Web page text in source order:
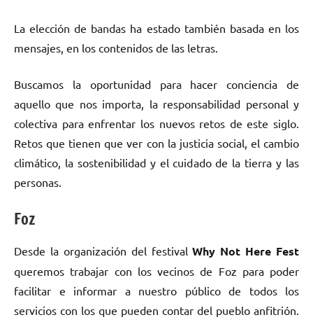
La elección de bandas ha estado también basada en los
mensajes, en los contenidos de las letras.
Buscamos la oportunidad para hacer conciencia de
aquello que nos importa, la responsabilidad personal y
colectiva para enfrentar los nuevos retos de este siglo.
Retos que tienen que ver con la justicia social, el cambio
climático, la sostenibilidad y el cuidado de la tierra y las
personas.
Foz
Desde la organización del festivalWhy Not Here Fest
queremos trabajar con los vecinos de Foz para poder
facilitar e informar a nuestro público de todos los
servicios con los que pueden contar del pueblo anfitrión.